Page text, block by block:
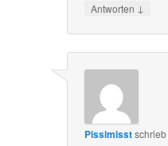
Antworten ↓
Pissimisstschrieb